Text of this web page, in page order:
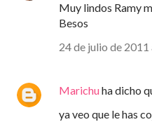
Muy lindos Ramy
Besos
24 de julio de 2011
Marichuha dicho
ya veo que le has